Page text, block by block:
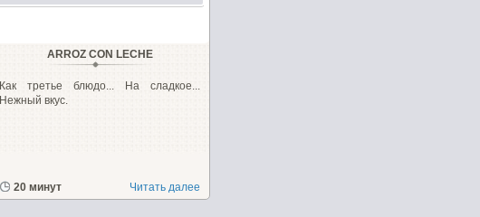
ARROZ CON LECHE
Как третье блюдо... На сладкое...
Нежный вкус.
20 минут Читать далее